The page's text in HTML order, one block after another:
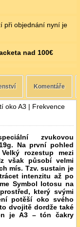
při objednání nyní je
nad 100€
Komentáře
oko A3 | Frekvence
zvukovou
Na první pohled
rozestup mezi
však působí velmi
mís. Tzv. sustain je
intenzitu až po
Symbol lotosu na
který svými
potěší oko svého
dvojitě dordže také
je A3 – tón čakry